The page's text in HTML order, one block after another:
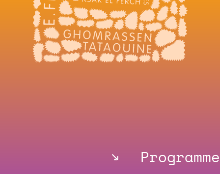
↓ Programme